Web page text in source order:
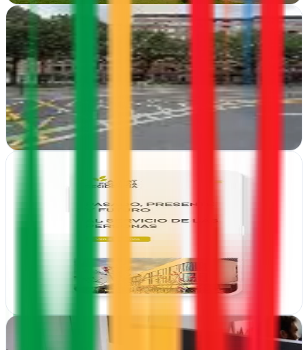
Posik Marketing Digital
Bilbao, Vizcaya
Posik impulsa negocios desde Bilbao con estrategias de marketing
orientadas al crecimiento real y resultados medibles
Ver fichacompleta
Referente en Bilbao para transformar presencia online. Diseño,
estrategia digital y consultoría integral que convierte visitantes en
Ver ficha